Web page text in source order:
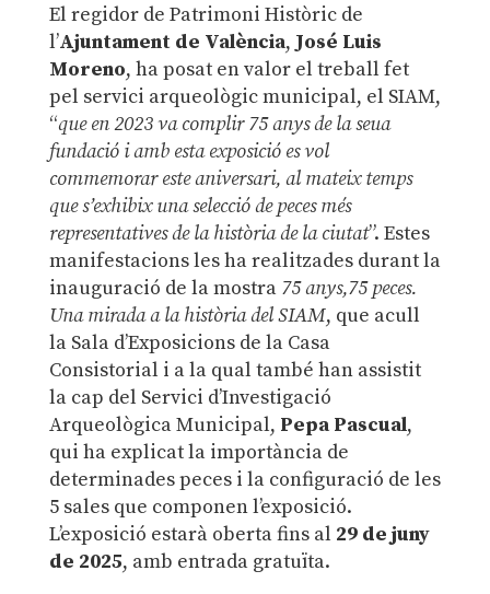
El regidor de Patrimoni Històric de
l’Ajuntament de València, José Luis
Moreno, ha posat en valor el treball fet
pel servici arqueològic municipal, el SIAM,
“que en 2023 va complir 75 anys de la seua
fundació i amb esta exposició es vol
commemorar este aniversari, al mateix temps
que s’exhibix una selecció de peces més
representatives de la història de la ciutat”. Estes
manifestacions les ha realitzades durant la
inauguració de la mostra 75 anys,75 peces.
Una mirada a la història del SIAM, que acull
la Sala d’Exposicions de la Casa
Consistorial i a la qual també han assistit
la cap del Servici d’Investigació
Arqueològica Municipal, Pepa Pascual,
qui ha explicat la importància de
determinades peces i la configuració de les
5 sales que componen l’exposició.
L’exposició estarà oberta fins al 29 de juny
de 2025, amb entrada gratuïta.